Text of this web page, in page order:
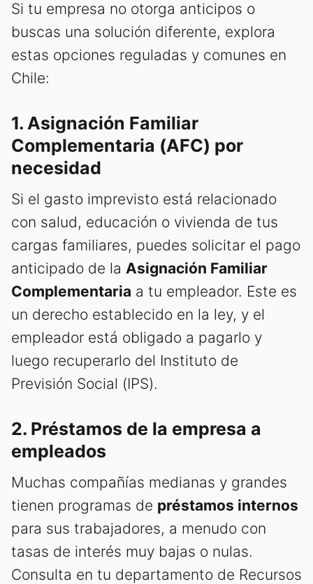
Si tu empresa no otorga anticipos o
buscas una solución diferente, explora
estas opciones reguladas y comunes en
Chile:
1. Asignación Familiar
Complementaria (AFC) por
necesidad
Si el gasto imprevisto está relacionado
con salud, educación o vivienda de tus
cargas familiares, puedes solicitar el pago
anticipado de la Asignación Familiar
Complementaria a tu empleador. Este es
un derecho establecido en la ley, y el
empleador está obligado a pagarlo y
luego recuperarlo del Instituto de
Previsión Social (IPS).
2. Préstamos de la empresa a
empleados
Muchas compañías medianas y grandes
tienen programas de préstamos internos
para sus trabajadores, a menudo con
tasas de interés muy bajas o nulas.
Consulta en tu departamento de Recursos